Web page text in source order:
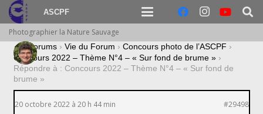
ASCPF
Photographier la Nature Sauvage
› Forums › Vie du Forum › Concours photo de l’ASCPF ›
Concours 2022 – Thème N°4 – « Sur fond de brume » ›
Répondre à : Concours 2022 – Thème N°4 – « Sur fond de
brume »
20 octobre 2022 à 20 h 44 min #29498